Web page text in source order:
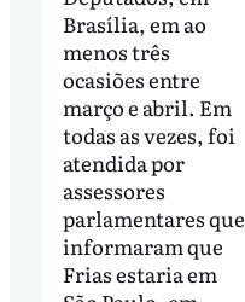
Brasília, em ao
menos três
ocasiões entre
março e abril. Em
todas as vezes, foi
atendida por
assessores
parlamentares que
informaram que
Frias estaria em